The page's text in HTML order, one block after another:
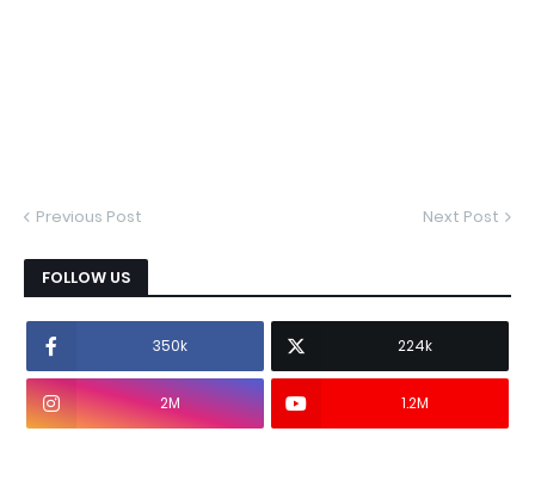
Previous Post Next Post
FOLLOW US
350k 224k
2M 1.2M